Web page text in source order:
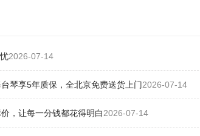
2026-07-14
琴享5年质保，全北京免费送货上门2026-07-14
，让每一分钱都花得明白2026-07-14